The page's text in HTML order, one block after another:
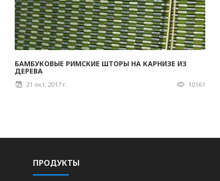
БАМБУКОВЫЕ РИМСКИЕ ШТОРЫ НА КАРНИЗЕ ИЗ
ДЕРЕВА
21 окт. 2017 г. 10161
ПРОДУКТЫ